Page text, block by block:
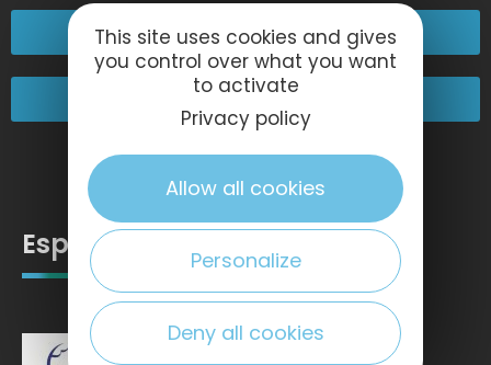
Passez nous voir !
Nos engagements
Espace pro
This site uses cookies and gives
you control over what you want
to activate
Privacy policy
Allow all cookies
Personalize
Deny all cookies